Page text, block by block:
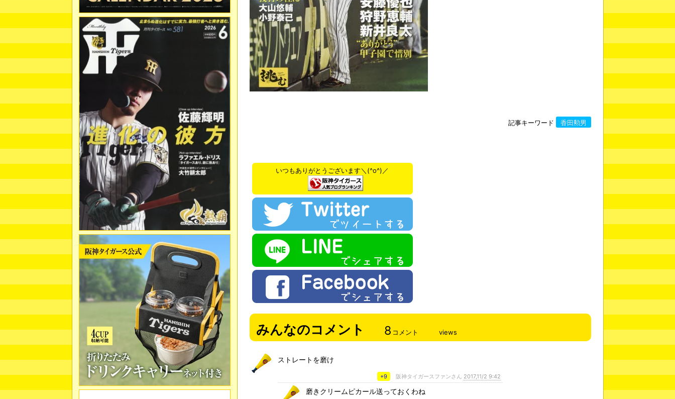
記事キーワード 香田勲男
いつもありがとうございます＼(^o^)／
みんなのコメント 8 コメント views
ストレートを磨け
+9 阪神タイガースファンさん 2017,11/2 9:42
磨きクリームピカール送っておくわね